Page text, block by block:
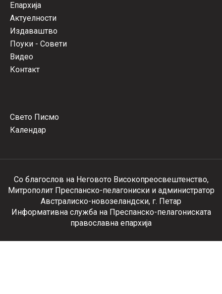
Епархија
Актуелности
Издаваштво
Поуки - Совети
Видео
Контакт
Свето Писмо
Календар
Со благослов на Неговото Високопреосвештенство,
Митрополит Преспанско-пелагониски и администратор
Австралиско-новозеландски, г. Петар
Информативна служба на Преспанско-пелагониската
православна епархија